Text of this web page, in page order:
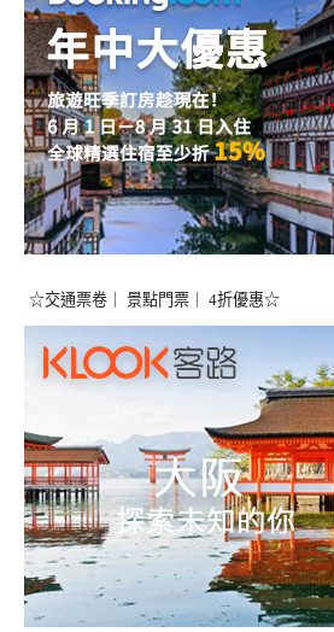
☆交通票卷｜ 景點門票｜ 4折優惠☆